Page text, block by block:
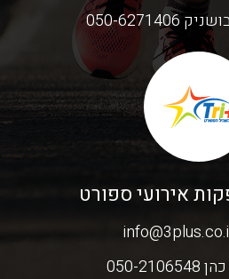
6271406
2106548